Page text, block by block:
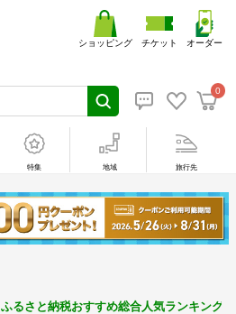
0
ショッピング チケット オーダー
特集 地域 旅行先
ふるさと納税おすすめ総合人気ランキング